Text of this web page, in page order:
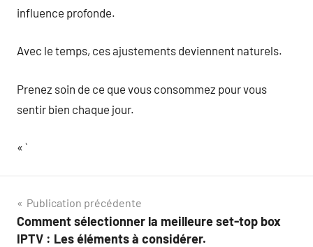
influence profonde.
Avec le temps, ces ajustements deviennent naturels.
Prenez soin de ce que vous consommez pour vous
sentir bien chaque jour.
« `
Navigation
de
Publication précédente
Comment sélectionner la meilleure set-top box
IPTV : Les éléments à considérer.